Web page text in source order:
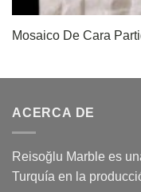
Mosaico De Cara
ACERCA DE
Reisoğlu Marble es
Turquía en la